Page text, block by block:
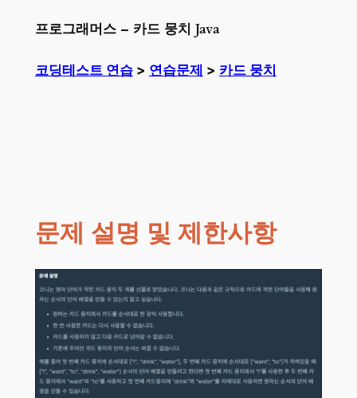
프로그래머스 – 카드 뭉치 Java
코딩테스트 연습> 연습문제 > 카드 뭉치
문제 설명 및 제한사항